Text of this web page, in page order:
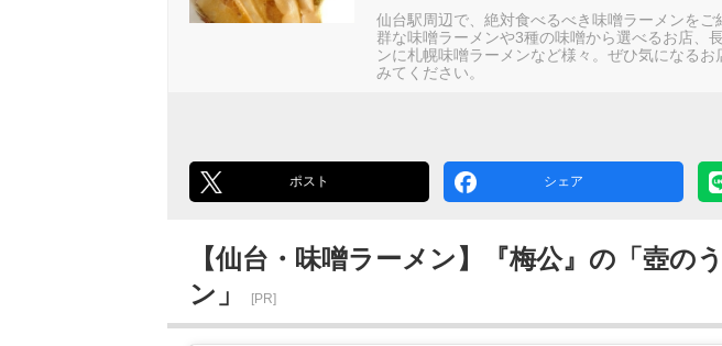
仙台駅周辺で、絶対食べるべき味噌ラーメンを
群な味噌ラーメンや3種の味噌から選べるお店、
ンに札幌味噌ラーメンなど様々。ぜひ気になる
みてください。
ポスト シェア
【仙台・味噌ラーメン】『梅公』の「壺の
ン」
[PR]